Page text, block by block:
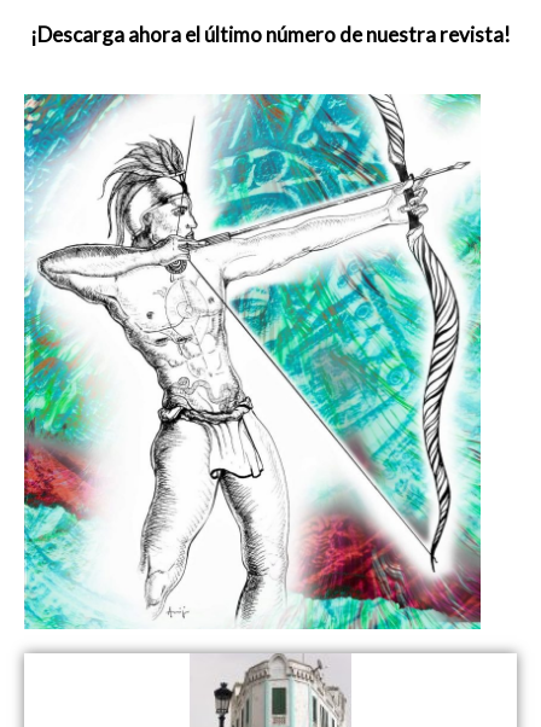
¡Descarga ahora el último número de nuestra revista!